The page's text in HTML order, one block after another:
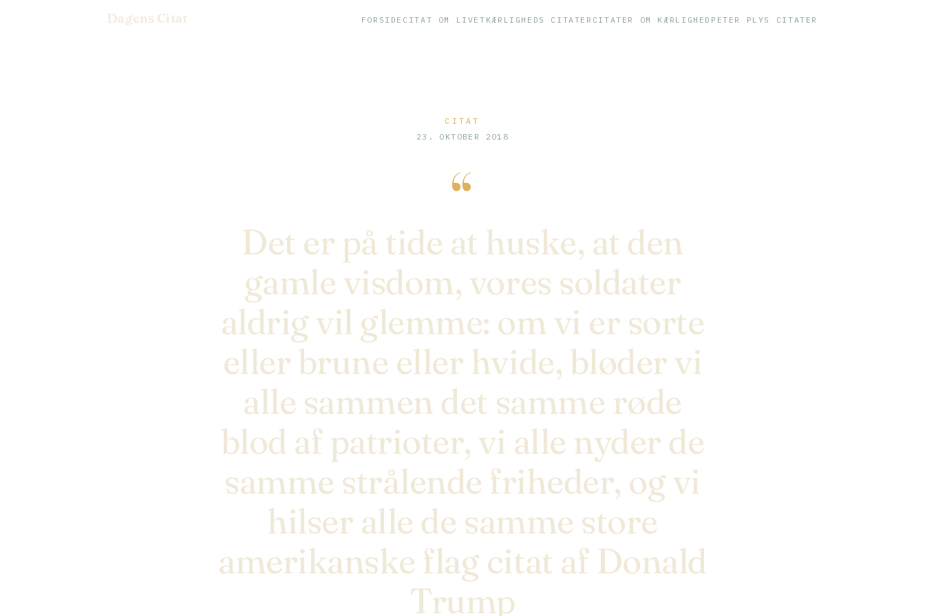
Dagens Citat FORSIDE CITAT OM LIVET KÆRLIGHEDS CITATER CITATER OM KÆRLIGHED PETER PLYS CITATER
CITAT
23. OKTOBER 2018
“
Det er på tide at huske, at den
gamle visdom, vores soldater
aldrig vil glemme: om vi er sorte
eller brune eller hvide, bløder vi
alle sammen det samme røde
blod af patrioter, vi alle nyder de
samme strålende friheder, og vi
hilser alle de samme store
amerikanske flag citat af Donald
Trump